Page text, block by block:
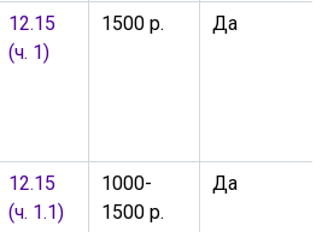
12.15
(ч. 1)
1500 р. Да
12.15
(ч. 1.1)
1000-
1500 р.
Да